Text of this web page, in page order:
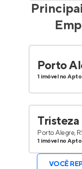
Porto
1 imóvel no Apto
Tristeza
Porto Alegre,
1 imóvel no Apto
VOCÊ